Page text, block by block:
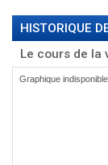
HISTORIQUE
Le cours de la